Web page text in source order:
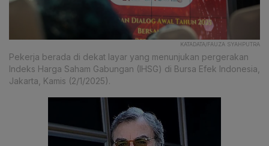
KATADATA/FAUZA SYAHPUTRA
Pekerja berada di dekat layar yang menunjukan pergerakan
Indeks Harga Saham Gabungan (IHSG) di Bursa Efek Indonesia,
Jakarta, Kamis (2/1/2025).